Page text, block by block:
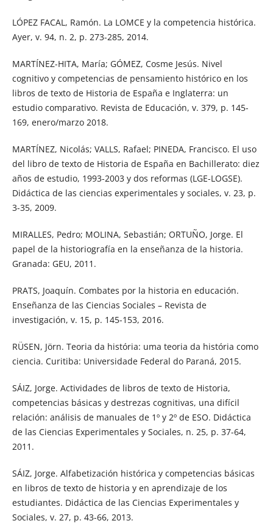
LÓPEZ FACAL, Ramón. La LOMCE y la competencia histórica.
Ayer, v. 94, n. 2, p. 273-285, 2014.
MARTÍNEZ-HITA, María; GÓMEZ, Cosme Jesús. Nivel
cognitivo y competencias de pensamiento histórico en los
libros de texto de Historia de España e Inglaterra: un
estudio comparativo. Revista de Educación, v. 379, p. 145-
169, enero/marzo 2018.
MARTÍNEZ, Nicolás; VALLS, Rafael; PINEDA, Francisco. El uso
del libro de texto de Historia de España en Bachillerato: diez
años de estudio, 1993-2003 y dos reformas (LGE-LOGSE).
Didáctica de las ciencias experimentales y sociales, v. 23, p.
3-35, 2009.
MIRALLES, Pedro; MOLINA, Sebastián; ORTUÑO, Jorge. El
papel de la historiografía en la enseñanza de la historia.
Granada: GEU, 2011.
PRATS, Joaquín. Combates por la historia en educación.
Enseñanza de las Ciencias Sociales – Revista de
investigación, v. 15, p. 145-153, 2016.
RÜSEN, Jörn. Teoria da história: uma teoria da história como
ciencia. Curitiba: Universidade Federal do Paraná, 2015.
SÁIZ, Jorge. Actividades de libros de texto de Historia,
competencias básicas y destrezas cognitivas, una difícil
relación: análisis de manuales de 1º y 2º de ESO. Didáctica
de las Ciencias Experimentales y Sociales, n. 25, p. 37-64,
2011.
SÁIZ, Jorge. Alfabetización histórica y competencias básicas
en libros de texto de historia y en aprendizaje de los
estudiantes. Didáctica de las Ciencias Experimentales y
Sociales, v. 27, p. 43-66, 2013.